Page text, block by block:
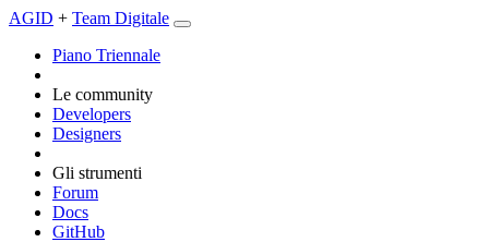
AGID + Team Digitale
Piano Triennale
Le community
Developers
Designers
Gli strumenti
Forum
Docs
GitHub